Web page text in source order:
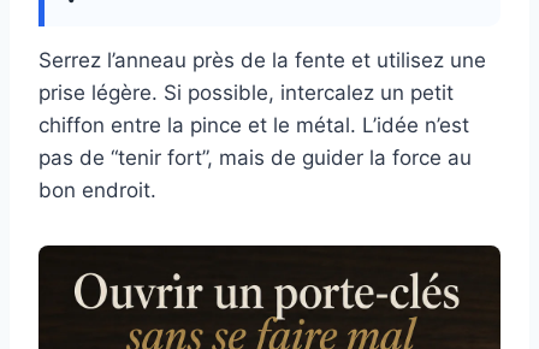
Serrez l’anneau près de la fente et utilisez une
prise légère. Si possible, intercalez un petit
chiffon entre la pince et le métal. L’idée n’est
pas de “tenir fort”, mais de guider la force au
bon endroit.